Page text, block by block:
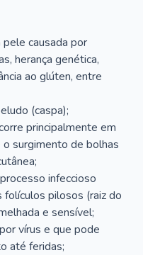
causada por
herança genética,
ao glúten, entre
(caspa);
principalmente em
surgimento de bolhas
infeccioso
folículos pilosos (raiz do
e sensível;
vírus e que pode
até feridas;